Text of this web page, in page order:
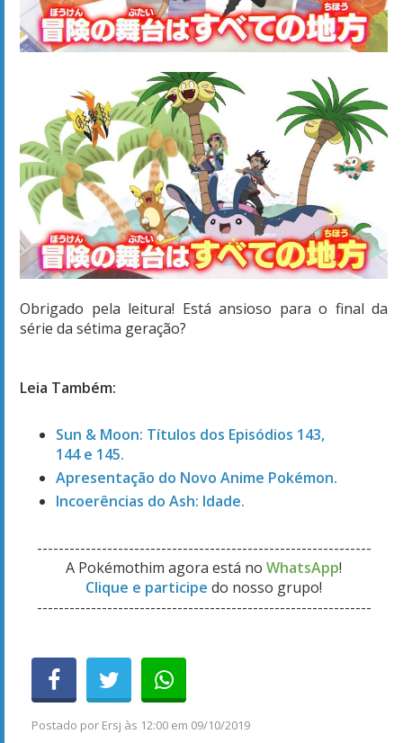
Obrigado pela leitura! Está ansioso para o final da
série da sétima geração?
Leia Também:
Sun & Moon: Títulos dos Episódios 143,
144 e 145.
Apresentação do Novo Anime Pokémon.
Incoerências do Ash: Idade.
--------------------------------------------------------------
A Pokémothim agora está no WhatsApp!
Clique e participe do nosso grupo!
--------------------------------------------------------------
Postado por Ersj às 12:00 em 09/10/2019